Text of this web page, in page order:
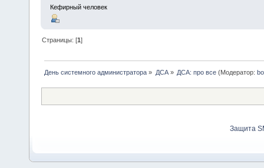
Кефирный человек
Страницы: [1]
День системного администратора » ДСА» ДСА: про все(Модератор:
Защита